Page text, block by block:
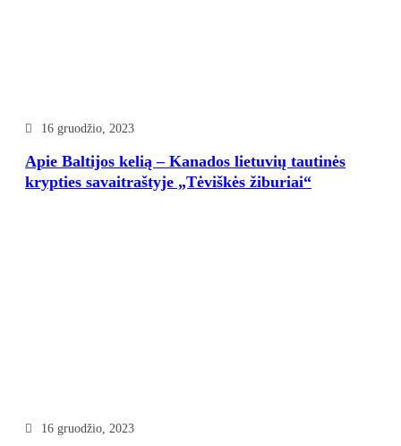
16 gruodžio, 2023
Apie Baltijos kelią – Kanados lietuvių tautinės
krypties savaitraštyje „Tėviškės žiburiai“
16 gruodžio, 2023